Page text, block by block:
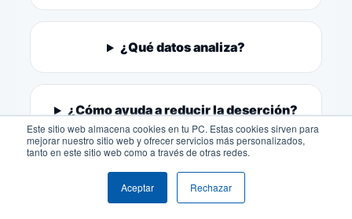
Este sitio web almacena cookies en tu PC. Estas cookies sirven para
mejorar nuestro sitio web y ofrecer servicios más personalizados,
tanto en este sitio web como a través de otras redes.
Aceptar Rechazar
¿Qué datos analiza?
¿Cómo ayuda a reducir la deserción?
¿La plataforma personaliza el
aprendizaje?